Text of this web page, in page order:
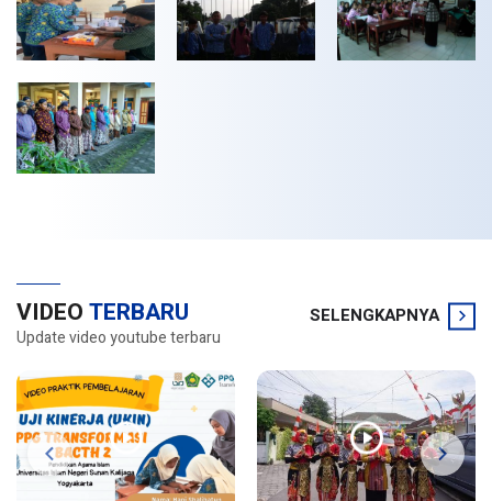
VIDEOTERBARU
Update video youtube terbaru
SELENGKAPNYA